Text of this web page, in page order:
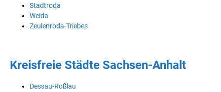
Stadtroda
Weida
Zeulenroda-Triebes
Kreisfreie Städte Sachsen-Anhalt
Dessau-Roßlau